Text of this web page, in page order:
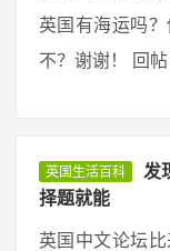
英国有海运吗
不？谢谢！ 回
英国生活百科
发
择题就能
英国中文论坛